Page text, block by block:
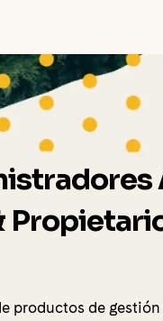
productos de gestión